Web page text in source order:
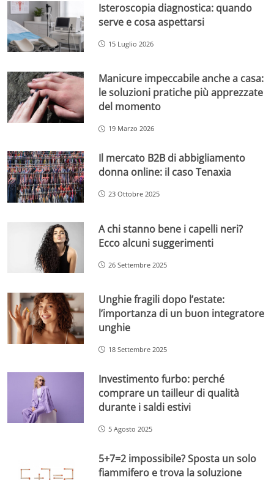
Isteroscopia diagnostica: quando
serve e cosa aspettarsi
15 Luglio 2026
Manicure impeccabile anche a casa:
le soluzioni pratiche più apprezzate
del momento
19 Marzo 2026
Il mercato B2B di abbigliamento
donna online: il caso Tenaxia
23 Ottobre 2025
A chi stanno bene i capelli neri?
Ecco alcuni suggerimenti
26 Settembre 2025
Unghie fragili dopo l’estate:
l’importanza di un buon integratore
unghie
18 Settembre 2025
Investimento furbo: perché
comprare un tailleur di qualità
durante i saldi estivi
5 Agosto 2025
5+7=2 impossibile? Sposta un solo
fiammifero e trova la soluzione